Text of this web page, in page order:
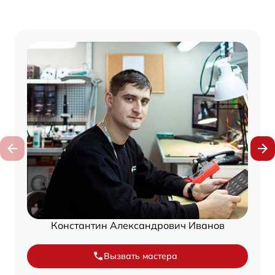
Константин Александрович Иванов
Вызвать мастера